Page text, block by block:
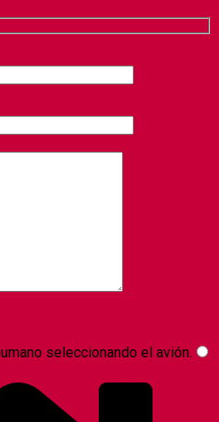
seleccionando el avión.